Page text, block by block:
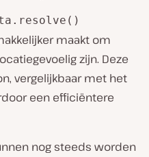
maakt om
zijn. Deze
vergelijkbaar met het
een efficiëntere
nog steeds worden